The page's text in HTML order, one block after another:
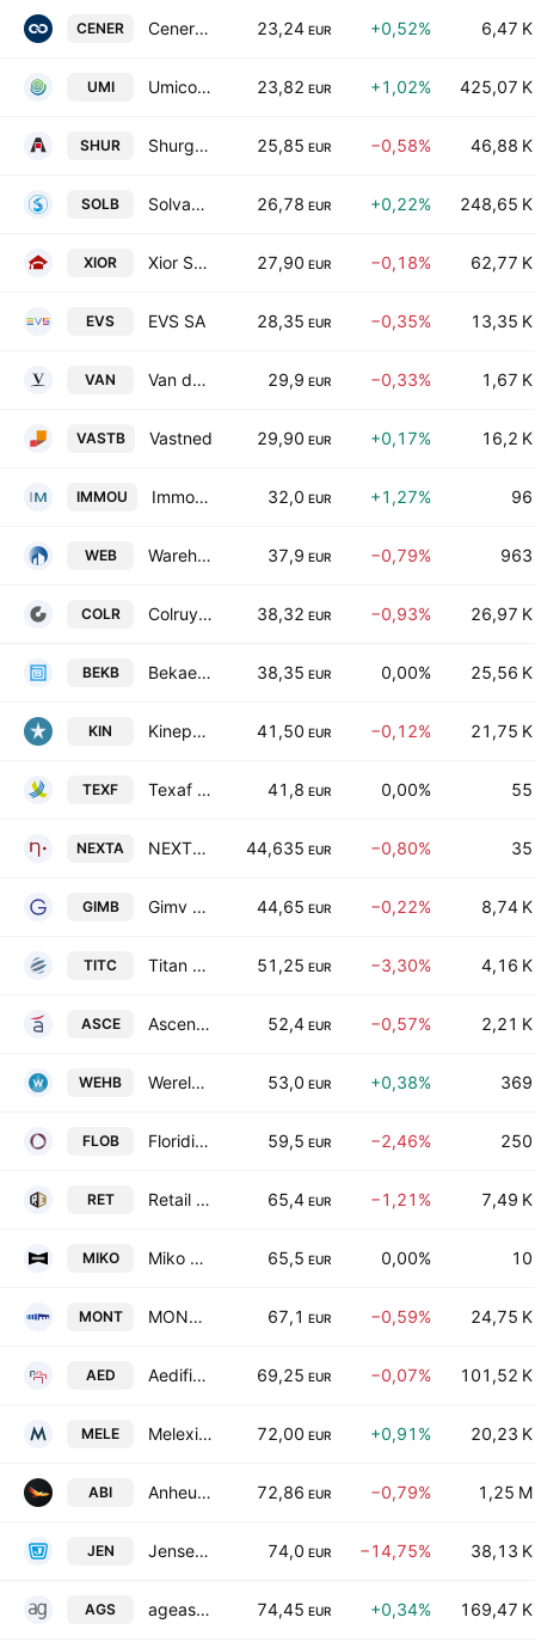
CENER Cenergy Holdings SA 23,24 EUR +0,52% 6,47 K
UMI Umicore SA 23,82 EUR +1,02% 425,07 K
SHUR Shurgard Self Storage Limited 25,85 EUR −0,58% 46,88 K
SOLB Solvay SA 26,78 EUR +0,22% 248,65 K
XIOR Xior Student Housing N.V. 27,90 EUR −0,18% 62,77 K
EVS EVS SA 28,35 EUR −0,35% 13,35 K
VAN Van de Velde NV 29,9 EUR −0,33% 1,67 K
VASTB Vastned 29,90 EUR +0,17% 16,2 K
IMMOU Immo Moury SCA 32,0 EUR +1,27% 96
WEB Warehouses Estates N.V. 37,9 EUR −0,79% 963
COLR Colruyt Group N.V. 38,32 EUR −0,93% 26,97 K
BEKB Bekaert SA 38,35 EUR 0,00% 25,56 K
KIN Kinepolis Group NV 41,50 EUR −0,12% 21,75 K
TEXF Texaf SA 41,8 EUR 0,00% 55
NEXTA NEXTENSA 44,635 EUR −0,80% 35
GIMB Gimv NV 44,65 EUR −0,22% 8,74 K
TITC Titan S.A. 51,25 EUR −3,30% 4,16 K
ASCE Ascencio SA 52,4 EUR −0,57% 2,21 K
WEHB Wereldhave Belgium SCA 53,0 EUR +0,38% 369
FLOB Floridienne NV 59,5 EUR −2,46% 250
RET Retail Estates SA 65,4 EUR −1,21% 7,49 K
MIKO Miko NV 65,5 EUR 0,00% 10
MONT MONTEA NV 67,1 EUR −0,59% 24,75 K
AED Aedifica SA 69,25 EUR −0,07% 101,52 K
MELE Melexis NV 72,00 EUR +0,91% 20,23 K
ABI Anheuser-Busch InBev SA/NV 72,86 EUR −0,79% 1,25 M
JEN Jensen-Group NV 74,0 EUR −14,75% 38,13 K
AGS ageas SA/NV 74,45 EUR +0,34% 169,47 K